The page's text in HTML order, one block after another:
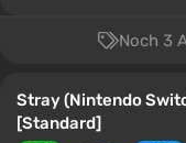
Noch 3
Stray (Nintendo
[Standard]